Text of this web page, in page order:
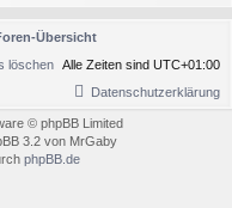
Übersicht
Alle Zeiten sind UTC+01:00
löschen
Datenschutzerklärung
© phpBB Limited
3.2 von MrGaby
phpBB.de